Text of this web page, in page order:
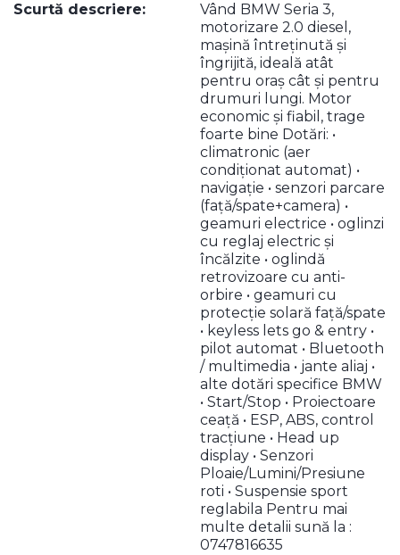
Scurtă descriere:
Vând BMW Seria 3,
motorizare 2.0 diesel,
mașină întreținută și
îngrijită, ideală atât
pentru oraș cât și pentru
drumuri lungi. Motor
economic și fiabil, trage
foarte bine Dotări: •
climatronic (aer
condiționat automat) •
navigație • senzori parcare
(față/spate+camera) •
geamuri electrice • oglinzi
cu reglaj electric și
încălzite • oglindă
retrovizoare cu anti-
orbire • geamuri cu
protecție solară față/spate
• keyless lets go & entry •
pilot automat • Bluetooth
/ multimedia • jante aliaj •
alte dotări specifice BMW
• Start/Stop • Proiectoare
ceață • ESP, ABS, control
tracțiune • Head up
display • Senzori
Ploaie/Lumini/Presiune
roti • Suspensie sport
reglabila Pentru mai
multe detalii sună la :
0747816635